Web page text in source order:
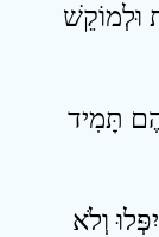
וּלְמוֹקֵשׁ
תָּמִיד
וְלֹא